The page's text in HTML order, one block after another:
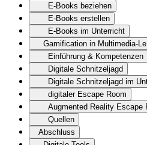
E-Books beziehen
E-Books erstellen
E-Books im Unterricht
Gamification in Multimedia-
Einführung & Kompetenzen
Digitale Schnitzeljagd
Digitale Schnitzeljagd im
digitaler Escape Room
Augmented Reality Escape
Quellen
Abschluss